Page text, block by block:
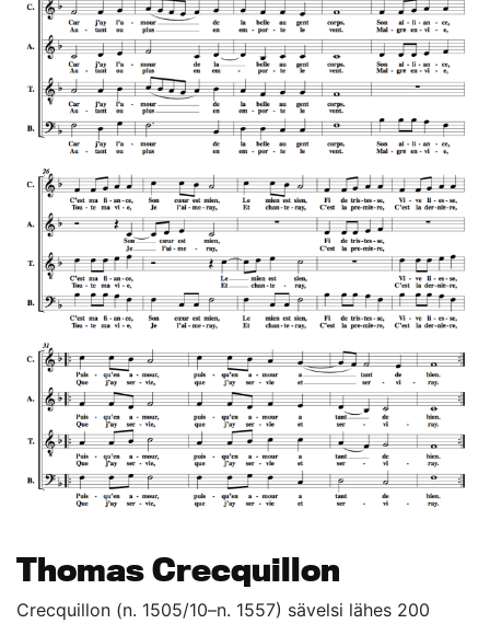
Thomas Crecquillon
Crecquillon (n. 1505/10–n. 1557) sävelsi lähes 200